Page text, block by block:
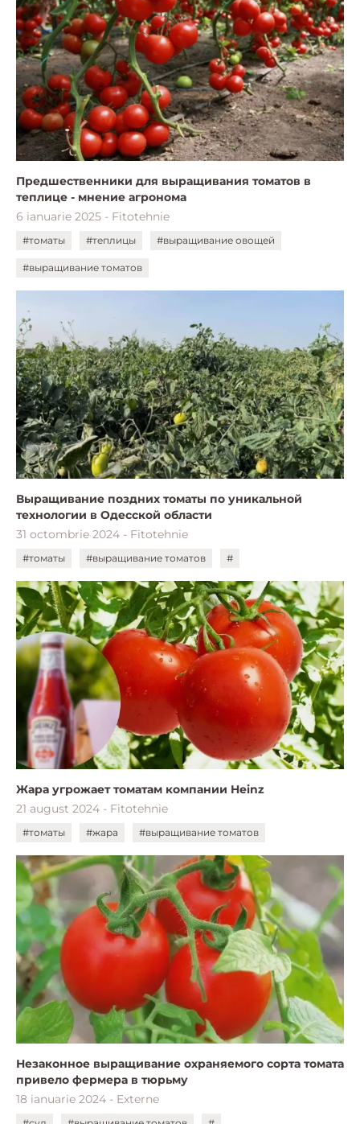
Предшественники для выращивания томатов в
теплице - мнение агронома
6 ianuarie 2025 - Fitotehnie
#томаты #теплицы #выращивание овощей
#выращивание томатов
Выращивание поздних томаты по уникальной
технологии в Одесской области
31 octombrie 2024 - Fitotehnie
#томаты #выращивание томатов #
Жара угрожает томатам компании Heinz
21 august 2024 - Fitotehnie
#томаты #жара #выращивание томатов
Незаконное выращивание охраняемого сорта томата
привело фермера в тюрьму
18 ianuarie 2024 - Externe